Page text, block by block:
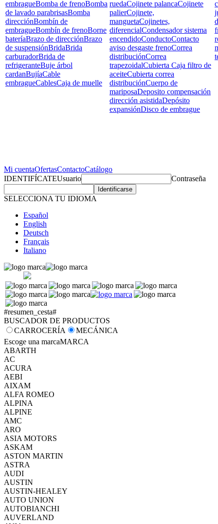
embragueBomba de frenoBomba
de lavado parabrisasBomba
direcciónBombín de
embragueBombín de frenoBorne
bateríaBrazo de direcciónBrazo
de suspensiónBridaBrida
carburadorBrida de
refrigeranteBuje árbol
cardanBujíaCable
embragueCablesCaja de muelle
ruedaCojinete palancaCojinete
palierCojinete,
manguetaCojinetes,
diferencialCondensador sistema
encendidoConductoContacto
aviso desgaste frenoCorrea
distribuciónCorrea
trapezoidalCubierta Caja filtro de
aceiteCubierta correa
distribuciónCuerpo de
mariposaDeposito compensación
dirección asistidaDepósito
expansiónDisco de embrague
Mi cuentaOfertasContactoCatálogo
IDENTIFÍCATEUsuario Contraseña
SELECCIONA TU IDIOMA
Español
English
Deutsch
Français
Italiano
#resumen_cesta#
BUSCADOR DE PRODUCTOS
CARROCERÍA
MECÁNICA
Escoge una marcaMARCA
ABARTH
AC
ACURA
AEBI
AIXAM
ALFA ROMEO
ALPINA
ALPINE
AMC
ARO
ASIA MOTORS
ASKAM
ASTON MARTIN
ASTRA
AUDI
AUSTIN
AUSTIN-HEALEY
AUTO UNION
AUTOBIANCHI
AUVERLAND